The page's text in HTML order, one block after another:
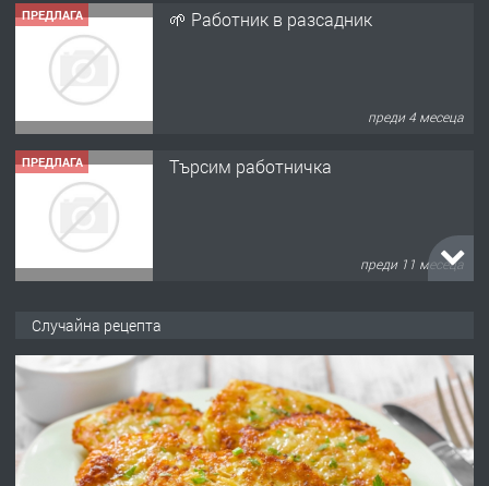
ПРЕДЛАГА 🌱 Работник в разсадник
преди 4 месеца
ПРЕДЛАГА Търсим работничка
преди 11 месеца
преди 1 година
ПРЕДЛАГА Работа за общи работници
Случайна рецепта